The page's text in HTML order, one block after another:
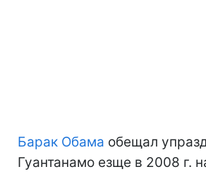
Барак Обама обещал
Гуантанамо езще в 2008 г.